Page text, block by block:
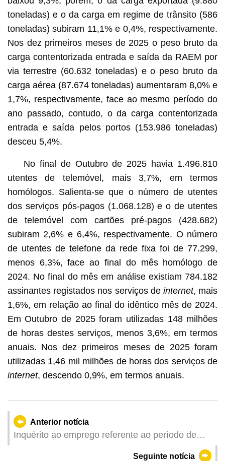
toneladas) e o da carga em regime de trânsito (586
toneladas) subiram 11,1% e 0,4%, respectivamente.
Nos dez primeiros meses de 2025 o peso bruto da
carga contentorizada entrada e saída da RAEM por
via terrestre (60.632 toneladas) e o peso bruto da
carga aérea (87.674 toneladas) aumentaram 8,0% e
1,7%, respectivamente, face ao mesmo período do
ano passado, contudo, o da carga contentorizada
entrada e saída pelos portos (153.986 toneladas)
desceu 5,4%.
No final de Outubro de 2025 havia 1.496.810
utentes de telemóvel, mais 3,7%, em termos
homólogos. Salienta-se que o número de utentes
dos serviços pós-pagos (1.068.128) e o de utentes
de telemóvel com cartões pré-pagos (428.682)
subiram 2,6% e 6,4%, respectivamente. O número
de utentes de telefone da rede fixa foi de 77.299,
menos 6,3%, face ao final do mês homólogo de
2024. No final do mês em análise existiam 784.182
assinantes registados nos serviços de internet, mais
1,6%, em relação ao final do idêntico mês de 2024.
Em Outubro de 2025 foram utilizadas 148 milhões
de horas destes serviços, menos 3,6%, em termos
anuais. Nos dez primeiros meses de 2025 foram
utilizadas 1,46 mil milhões de horas dos serviços de
internet, descendo 0,9%, em termos anuais.
Anterior notícia
Inquérito ao emprego referente ao período de
Seguinte notícia